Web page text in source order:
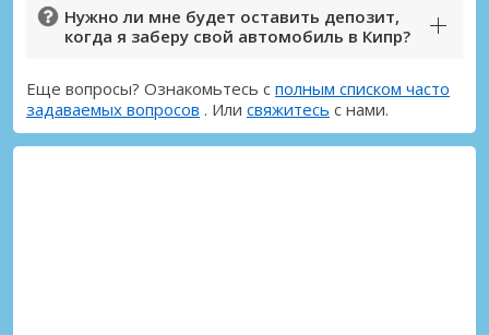
Нужно ли мне будет оставить депозит,
когда я заберу свой автомобиль в Кипр?
Еще вопросы? Ознакомьтесь с полным списком часто
задаваемых вопросов . Или свяжитесь с нами.